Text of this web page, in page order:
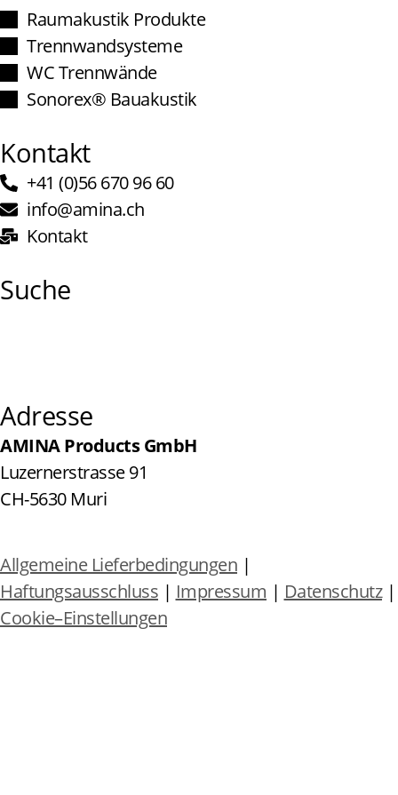
Raumakustik Produkte
Trennwandsysteme
WC Trennwände
Sonorex® Bauakustik
Kontakt
+41 (0)56 670 96 60
info@amina.ch
Kontakt
Suche
Adresse
AMINA Products GmbH
Luzernerstrasse 91
CH-5630 Muri
Allgemeine Lieferbedingungen |
Haftungsausschluss | Impressum | Datenschutz|
Cookie–Einstellungen